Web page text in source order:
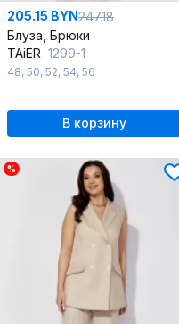
205.15 BYN247.18
Блуза, Брюки
TAiER 1299-1
48, 50, 52, 54, 56
В корзину
%